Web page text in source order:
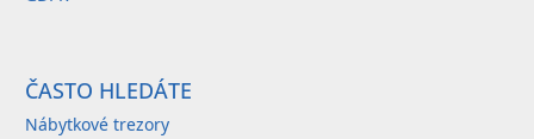
ČASTO HLEDÁTE
Nábytkové trezory